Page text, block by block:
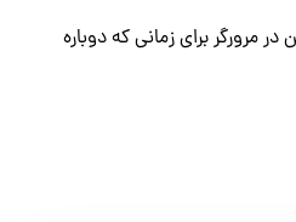
مرورگر برای زمانی که دوباره